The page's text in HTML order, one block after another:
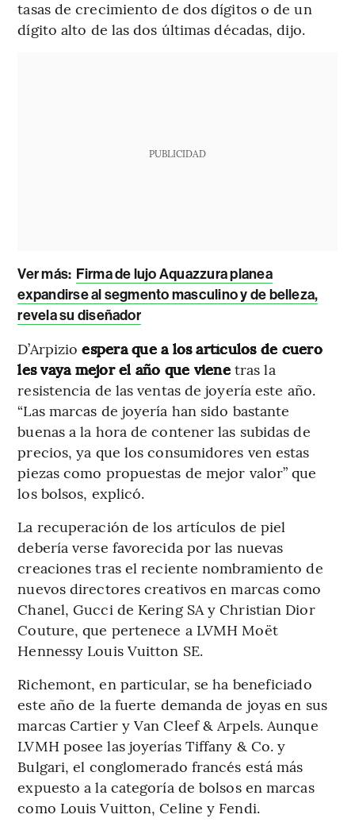
tasas de crecimiento de dos dígitos o de un
dígito alto de las dos últimas décadas, dijo.
PUBLICIDAD
Ver más: Firma de lujo Aquazzura planea
expandirse al segmento masculino y de belleza,
revela su diseñador
D’Arpizioespera que a los artículos de cuero
les vaya mejor el año que vienetras la
resistencia de las ventas de joyería este año.
“Las marcas de joyería han sido bastante
buenas a la hora de contener las subidas de
precios, ya que los consumidores ven estas
piezas como propuestas de mejor valor” que
los bolsos, explicó.
La recuperación de los artículos de piel
debería verse favorecida por las nuevas
creaciones tras el reciente nombramiento de
nuevos directores creativos en marcas como
Chanel, Gucci de Kering SA y Christian Dior
Couture, que pertenece a LVMH Moët
Hennessy Louis Vuitton SE.
Richemont, en particular, se ha beneficiado
este año de la fuerte demanda de joyas en sus
marcas Cartier y Van Cleef & Arpels. Aunque
LVMH posee las joyerías Tiffany & Co. y
Bulgari, el conglomerado francés está más
expuesto a la categoría de bolsos en marcas
como Louis Vuitton, Celine y Fendi.